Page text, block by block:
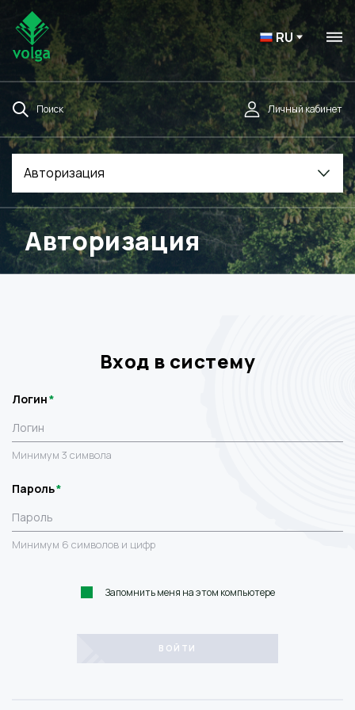
RU
Поиск Личный кабинет
Авторизация
Авторизация
Вход в систему
Логин
Минимум 3 символа
Пароль
Минимум 6 символов и цифр
Запомнить меня на этом компьютере